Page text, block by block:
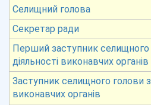
Селищний голова
Секретар ради
Перший заступник селищного
діяльності виконавчих органів
Заступник селищного голови з
виконавчих органів